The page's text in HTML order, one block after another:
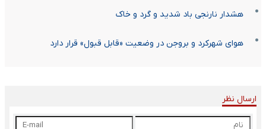
هشدار نارنجی باد شدید و گرد و خاک
هوای شهرکرد و بروجن در وضعیت «قابل قبول» قرار دارد
ارسال نظر